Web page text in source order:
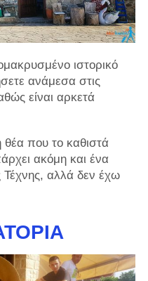
ιστορικό
ανάμεσα στις
είναι αρκετά
θέα που το καθιστά
ακόμη και ένα
αλλά δεν έχω